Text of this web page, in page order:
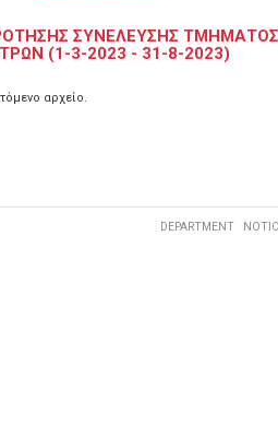
ΣΥΝΕΛΕΥΣΗΣ
(1-3-2023 - 31-8-2023)
αρχείο.
DEPARTMENT